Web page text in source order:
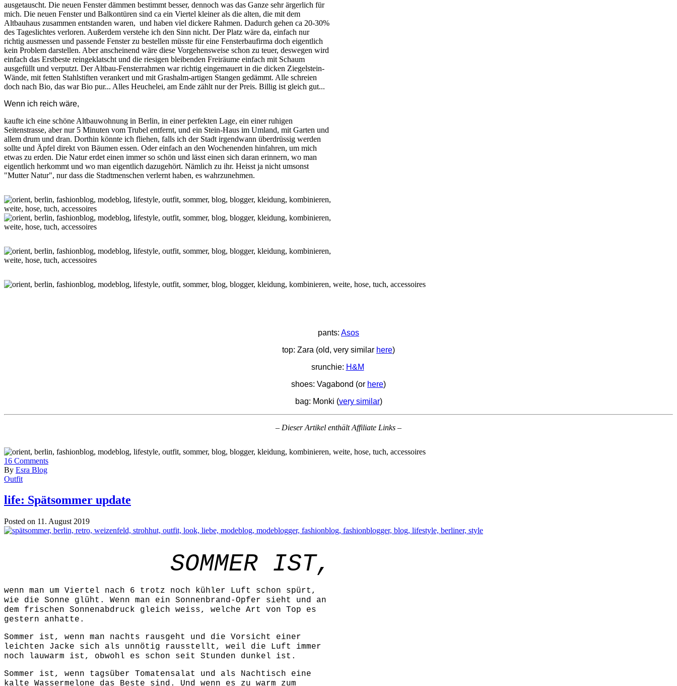
ausgetauscht. Die neuen Fenster dämmen bestimmt besser, dennoch was das Ganze sehr ärgerlich für
mich. Die neuen Fenster und Balkontüren sind ca ein Viertel kleiner als die alten, die mit dem
Altbauhaus zusammen entstanden waren, und haben viel dickere Rahmen. Dadurch gehen ca 20-30%
des Tageslichtes verloren. Außerdem verstehe ich den Sinn nicht. Der Platz wäre da, einfach nur
richtig ausmessen und passende Fenster zu bestellen müsste für eine Fensterbaufirma doch eigentlich
kein Problem darstellen. Aber anscheinend wäre diese Vorgehensweise schon zu teuer, deswegen wird
einfach das Erstbeste reingeklatscht und die riesigen bleibenden Freiräume einfach mit Schaum
ausgefüllt und verputzt. Der Altbau-Fensterrahmen war richtig eingemauert in die dicken Ziegelstein-
Wände, mit fetten Stahlstiften verankert und mit Grashalm-artigen Stangen gedämmt. Alle schreien
doch nach Bio, das war Bio pur... Alles Heuchelei, am Ende zählt nur der Preis. Billig ist gleich gut...
Wenn ich reich wäre,
kaufte ich eine schöne Altbauwohnung in Berlin, in einer perfekten Lage, ein einer ruhigen
Seitenstrasse, aber nur 5 Minuten vom Trubel entfernt, und ein Stein-Haus im Umland, mit Garten und
allem drum und dran. Dorthin könnte ich fliehen, falls ich der Stadt irgendwann überdrüssig werden
sollte und Äpfel direkt von Bäumen essen. Oder einfach an den Wochenenden hinfahren, um mich
etwas zu erden. Die Natur erdet einen immer so schön und lässt einen sich daran erinnern, wo man
eigentlich herkommt und wo man eigentlich dazugehört. Nämlich zu ihr. Heisst ja nicht umsonst
"Mutter Natur", nur dass die Stadtmenschen verlernt haben, es wahrzunehmen.
pants: Asos
top: Zara (old, very similar here)
srunchie: H&M
shoes: Vagabond (or here)
bag: Monki (very similar)
– Dieser Artikel enthält Affiliate Links –
16 Comments
By Esra Blog
Outfit
life: Spätsommer update
Posted on 11. August 2019
SOMMER IST,
wenn man um Viertel nach 6 trotz noch kühler Luft schon spürt,
wie die Sonne glüht. Wenn man ein Sonnenbrand-Opfer sieht und an
dem frischen Sonnenabdruck gleich weiss, welche Art von Top es
gestern anhatte.
Sommer ist, wenn man nachts rausgeht und die Vorsicht einer
leichten Jacke sich als unnötig rausstellt, weil die Luft immer
noch lauwarm ist, obwohl es schon seit Stunden dunkel ist.
Sommer ist, wenn tagsüber Tomatensalat und als Nachtisch eine
kalte Wassermelone das Beste sind. Und wenn es zu warm zum